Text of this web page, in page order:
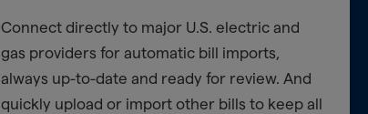
Connect directly to major U.S. electric and
gas providers for automatic bill imports,
always up-to-date and ready for review. And
quickly upload or import other bills to keep all